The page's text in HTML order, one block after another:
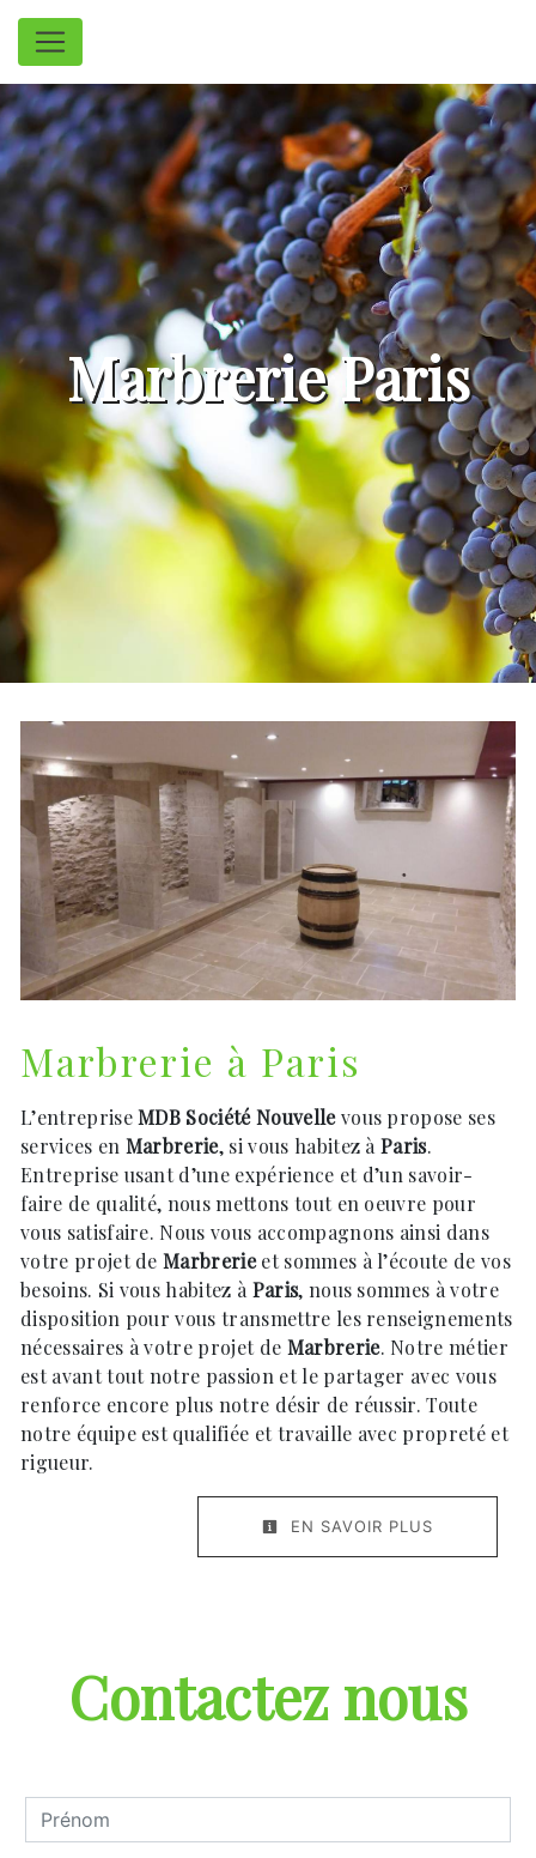
Panneau de gestion des cookies
Marbrerie Paris
Marbrerie à Paris
L’entrepriseMDB Société Nouvellevous propose ses
services en Marbrerie, si vous habitez àParis.
Entreprise usant d’une expérience et d’un savoir-
faire de qualité, nous mettons tout en oeuvre pour
vous satisfaire. Nous vous accompagnons ainsi dans
votre projet deMarbrerieet sommes à l’écoute de vos
besoins. Si vous habitez à Paris, nous sommes à votre
disposition pour vous transmettre les renseignements
nécessaires à votre projet de Marbrerie. Notre métier
est avant tout notre passion et le partager avec vous
renforce encore plus notre désir de réussir. Toute
notre équipe est qualifiée et travaille avec propreté et
rigueur.
EN SAVOIR PLUS
Contactez nous